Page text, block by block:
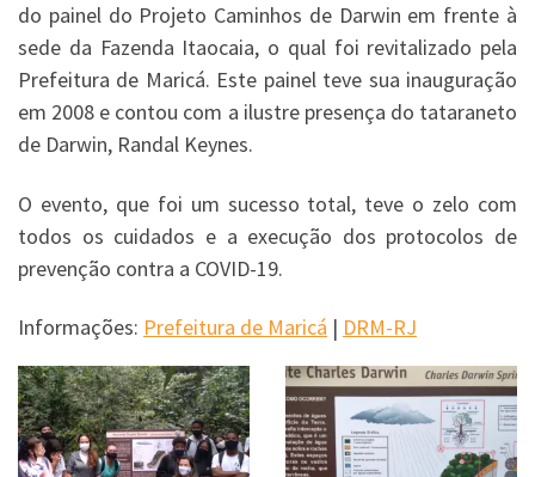
do painel do Projeto Caminhos de Darwin em frente à
sede da Fazenda Itaocaia, o qual foi revitalizado pela
Prefeitura de Maricá. Este painel teve sua inauguração
em 2008 e contou com a ilustre presença do tataraneto
de Darwin, Randal Keynes.
O evento, que foi um sucesso total, teve o zelo com
todos os cuidados e a execução dos protocolos de
prevenção contra a COVID-19.
Informações: Prefeitura de Maricá | DRM-RJ